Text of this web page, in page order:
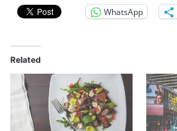
WhatsApp
Related